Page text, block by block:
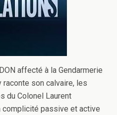
affecté à la Gendarmerie
raconte son calvaire, les
du Colonel Laurent
complicité passive et active